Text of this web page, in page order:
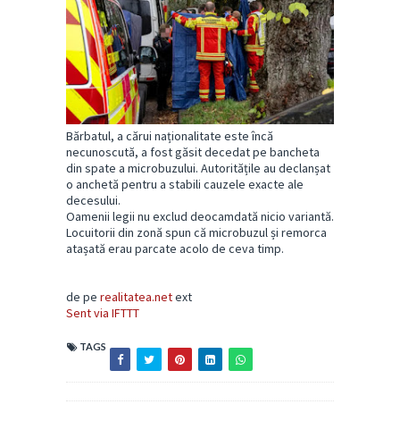
Bărbatul, a cărui naționalitate este încă
necunoscută, a fost găsit decedat pe bancheta
din spate a microbuzului. Autoritățile au declanșat
o anchetă pentru a stabili cauzele exacte ale
decesului.
Oamenii legii nu exclud deocamdată nicio variantă.
Locuitorii din zonă spun că microbuzul și remorca
atașată erau parcate acolo de ceva timp.
de pe realitatea.netext
Sent via IFTTT
TAGS